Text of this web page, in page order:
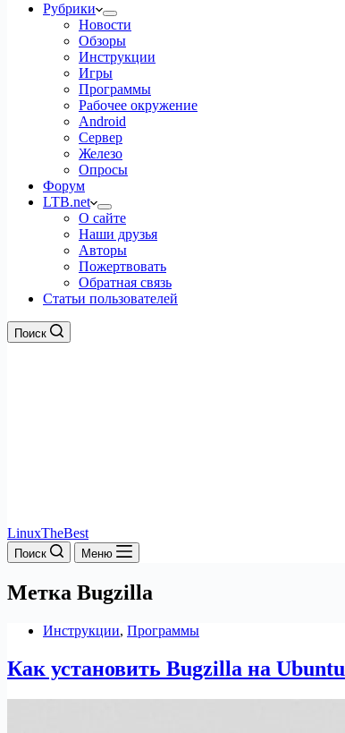
Рубрики
Новости
Обзоры
Инструкции
Игры
Программы
Рабочее окружение
Android
Сервер
Железо
Опросы
Форум
LTB.net
О сайте
Наши друзья
Авторы
Пожертвовать
Обратная связь
Статьи пользователей
Поиск
LinuxTheBest
Поиск Меню
Метка Bugzilla
Инструкции, Программы
Как установить Bugzilla на Ubuntu